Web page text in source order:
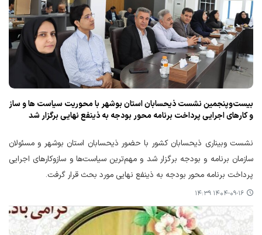
بیست‌وپنجمین نشست ذیحسابان استان بوشهر با محوریت سیاست ها و ساز
و کارهای اجرایی پرداخت برنامه محور بودجه به ذینفع نهایی برگزار شد
نشست وبیناری ذیحسابان کشور با حضور ذیحسابان استان بوشهر و مسئولان
سازمان برنامه و بودجه برگزار شد و مهم‌ترین سیاست‌ها و سازوکارهای اجرایی
پرداخت برنامه محور بودجه به ذینفع نهایی مورد بحث قرار گرفت.
۱۴۰۴-۰۹-۱۶ ۱۴:۳۹